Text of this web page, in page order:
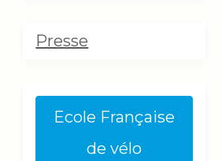
Presse
Ecole Française
de vélo